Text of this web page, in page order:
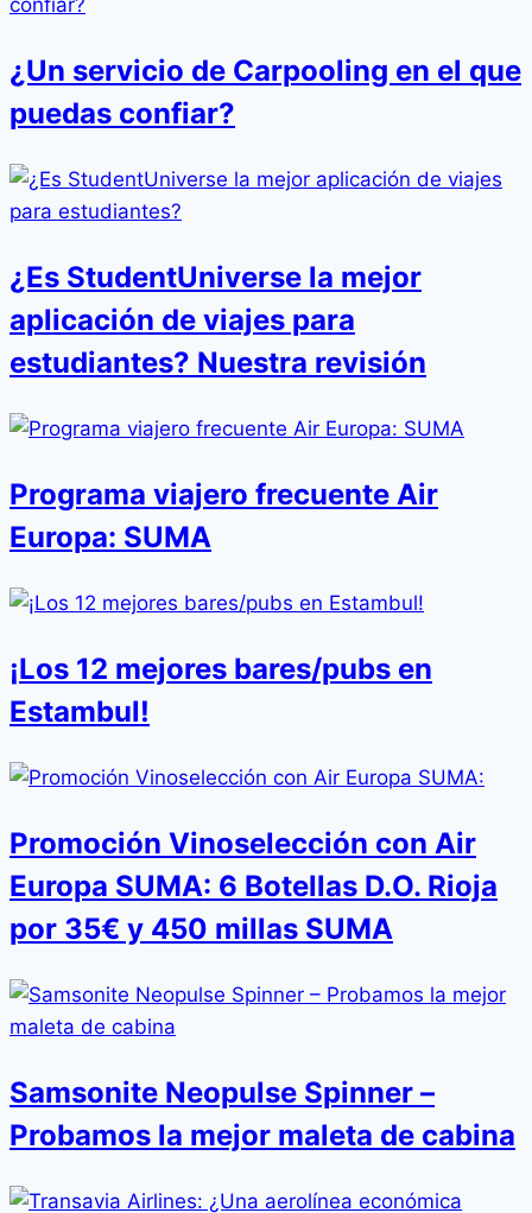
¿Un servicio de Carpooling en el que
puedas confiar?
¿Es StudentUniverse la mejor
aplicación de viajes para
estudiantes? Nuestra revisión
Programa viajero frecuente Air
Europa: SUMA
¡Los 12 mejores bares/pubs en
Estambul!
Promoción Vinoselección con Air
Europa SUMA: 6 Botellas D.O. Rioja
por 35€ y 450 millas SUMA
Samsonite Neopulse Spinner –
Probamos la mejor maleta de cabina